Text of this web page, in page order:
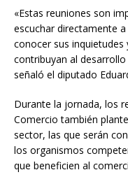
«Estas reuniones son
escuchar directamente
conocer sus inquietudes
contribuyan al
señaló el diputado
Durante la jornada, los
Comercio también
sector, las que serán
los organismos
que beneficien al